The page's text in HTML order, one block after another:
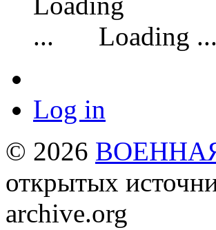
Loading ...
Log in
© 2026
открытых
archive.org